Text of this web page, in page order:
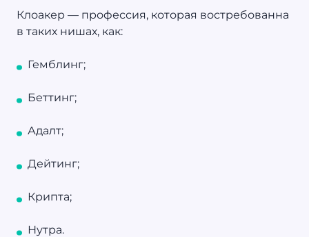
Клоакер — профессия, которая востребованна
в таких нишах, как:
Гемблинг;
Беттинг;
Адалт;
Дейтинг;
Крипта;
Нутра.